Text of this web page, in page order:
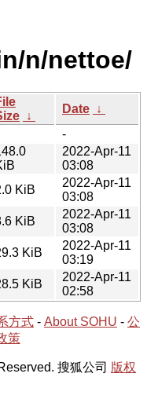
n/nettoe/
↓
Date ↓
-
2022-Apr-11
03:08
KiB
2022-Apr-11
03:08
KiB
2022-Apr-11
03:08
KiB
2022-Apr-11
03:19
KiB
2022-Apr-11
02:58
方式 - About SOHU - 公
策
搜狐公司 版权